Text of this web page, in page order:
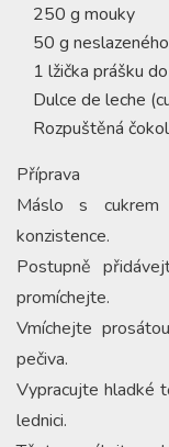
250 g mouky
50 g
1 lžička prášku
Dulce de leche
Rozpuštěná
Příprava
Máslo s
konzistence.
Postupně
promíchejte.
Vmíchejte
pečiva.
Vypracujte hladké
lednici.